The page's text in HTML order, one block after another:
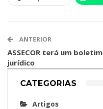
ANTERIOR
ASSECOR terá um boletim
jurídico
CATEGORIAS
Artigos